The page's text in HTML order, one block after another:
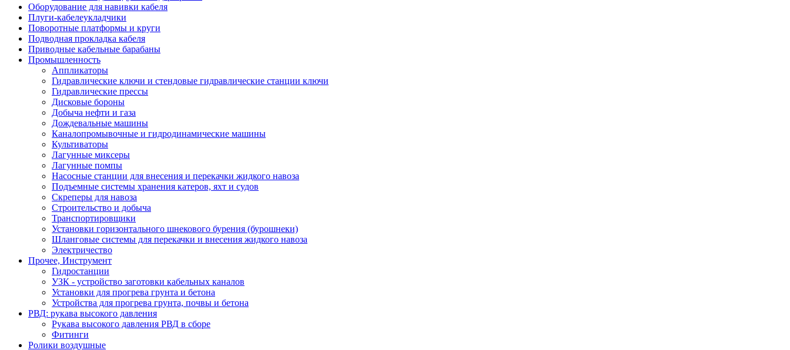
Оборудование для навивки кабеля
Плуги-кабелеукладчики
Поворотные платформы и круги
Подводная прокладка кабеля
Приводные кабельные барабаны
Промышленность
Аппликаторы
Гидравлические ключи и стендовые гидравлические станции ключи
Гидравлические прессы
Дисковые бороны
Добыча нефти и газа
Дождевальные машины
Каналопромывочные и гидродинамические машины
Культиваторы
Лагунные миксеры
Лагунные помпы
Насосные станции для внесения и перекачки жидкого навоза
Подъемные системы хранения катеров, яхт и судов
Скреперы для навоза
Строительство и добыча
Транспортировщики
Установки горизонтального шнекового бурения (бурошнеки)
Шланговые системы для перекачки и внесения жидкого навоза
Электричество
Прочее, Инструмент
Гидростанции
УЗК - устройство заготовки кабельных каналов
Установки для прогрева грунта и бетона
Устройства для прогрева грунта, почвы и бетона
РВД: рукава высокого давления
Рукава высокого давления РВД в сборе
Фитинги
Ролики воздушные